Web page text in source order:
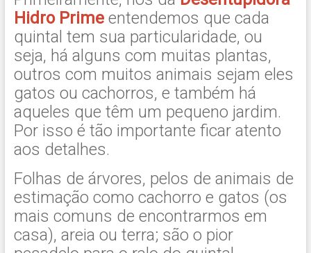
Hidro Primeentendemos que cada
quintal tem sua particularidade, ou
seja, há alguns com muitas plantas,
outros com muitos animais sejam eles
gatos ou cachorros, e também há
aqueles que têm um pequeno jardim.
Por isso é tão importante ficar atento
aos detalhes.
Folhas de árvores, pelos de animais de
estimação como cachorro e gatos (os
mais comuns de encontrarmos em
casa), areia ou terra; são o pior